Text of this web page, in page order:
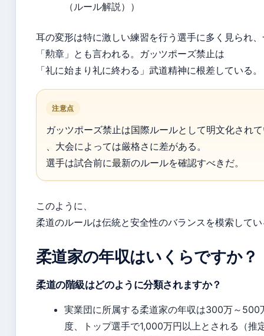
（ルール解説））
耳の変形は特に激しい練習を行う選手に多く見られ
「勲章」とも言われる。ガッツポーズ禁止は
「礼に始まり礼に終わる」武道精神に根差している。
注意点
ガッツポーズ禁止は国際ルールとして明文化され
、大会によっては厳格さに差がある。
選手は試合前に最新のルールを確認すべきだ。
このように、
柔道のルールは伝統と安全性のバランスを模索して
柔道家の年収はいくらですか？
柔道の階級はどのように分類されますか？
実業団に所属する柔道家の年収は300万～500
度、トップ選手で1,000万円以上とされる（推